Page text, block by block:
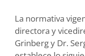
La normativa
directora y
Grinberg y Dr.